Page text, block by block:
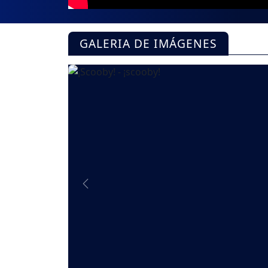
GALERIA DE IMÁGENES
Previous